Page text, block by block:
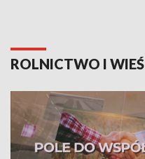
ROLNICTWO I WIEŚ